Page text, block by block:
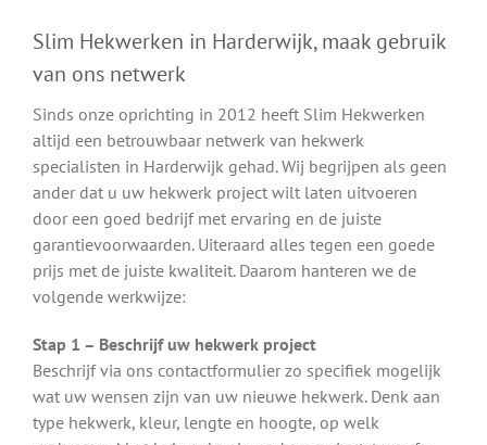
Slim Hekwerken in Harderwijk, maak gebruik
van ons netwerk
Sinds onze oprichting in 2012 heeft Slim Hekwerken
altijd een betrouwbaar netwerk van hekwerk
specialisten in Harderwijk gehad. Wij begrijpen als geen
ander dat u uw hekwerk project wilt laten uitvoeren
door een goed bedrijf met ervaring en de juiste
garantievoorwaarden. Uiteraard alles tegen een goede
prijs met de juiste kwaliteit. Daarom hanteren we de
volgende werkwijze:
Stap 1 – Beschrijf uw hekwerk project
Beschrijf via ons contactformulier zo specifiek mogelijk
wat uw wensen zijn van uw nieuwe hekwerk. Denk aan
type hekwerk, kleur, lengte en hoogte, op welk